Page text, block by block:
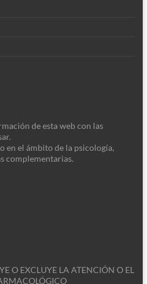
de esta web con las
en el ámbito de la psicología,
complementarias.
O EXCLUYE LA ATENCIÓN O EL